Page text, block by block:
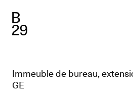
Projets
Sélection
Feed
Chronicles
Immeuble de bureau,
GE